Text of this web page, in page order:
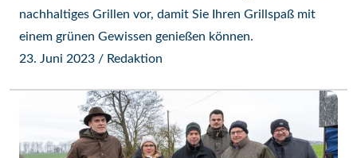
nachhaltiges Grillen vor, damit Sie Ihren Grillspaß mit
einem grünen Gewissen genießen können.
23. Juni 2023 / Redaktion